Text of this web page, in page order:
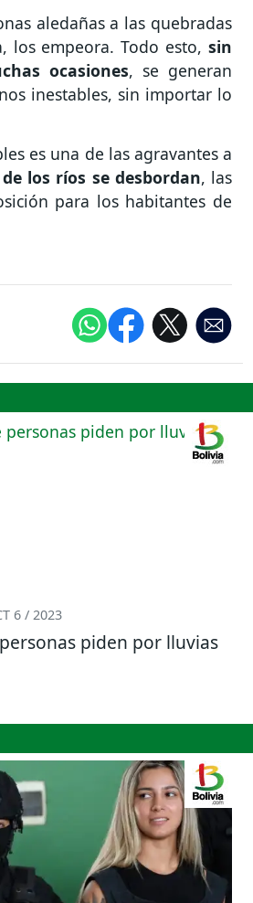
aledañas a las quebradas
empeora. Todo esto, sin
ocasiones, se generan
inestables, sin importar lo
es una de las agravantes a
los ríos se desbordan, las
para los habitantes de
6 / 2023
piden por lluvias